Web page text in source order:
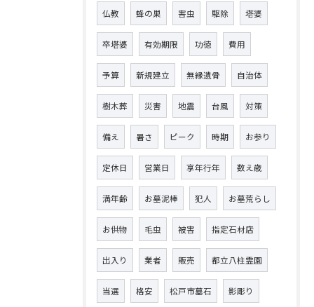
仏教 蜂の巣 害虫 駆除 塔婆
卒塔婆 有効期限 功徳 費用
予算 新規建立 無縁遺骨 自治体
樹木葬 災害 地震 台風 対策
備え 暑さ ピーク 時期 お参り
定休日 営業日 享年行年 数え歳
満年齢 お墓泥棒 犯人 お墓荒らし
お供物 毛虫 被害 指定石材店
出入り 業者 販売 都立八柱霊園
当選 格安 松戸市墓石 影彫り